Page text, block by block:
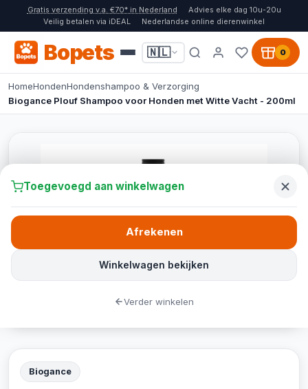
Gratis verzending v.a. €70* in Nederland
Advies elke dag 10u-20u
Veilig betalen via iDEAL
Nederlandse online dierenwinkel
Bopets 🇳🇱 0
HomeHondenHondenshampoo & Verzorging
Biogance Plouf Shampoo voor Honden met Witte Vacht - 200ml
Biogance
Toegevoegd aan winkelwagen
Winkelwagen bekijken
Afrekenen
Verder winkelen